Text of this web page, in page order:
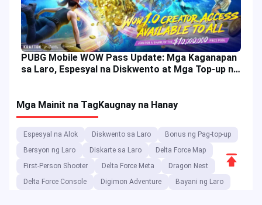
PUBG Mobile WOW Pass Update: Mga Kaganapan
sa Laro, Espesyal na Diskwento at Mga Top-up na
Mga Mainit na TagKaugnay na Hanay
Espesyal na Alok Diskwento sa Laro
Bonus ng Pag-top-up
Bersyon ng Laro
Diskarte sa Laro
Delta Force Map
First-Person Shooter
Delta Force Meta
Dragon Nest
Delta Force Console
Digimon Adventure
Bayani ng Laro
Scroll